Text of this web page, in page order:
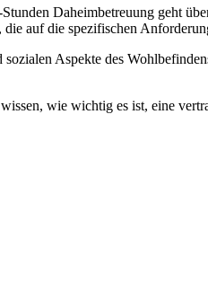
Daheimbetreuung geht
auf die spezifischen
Aspekte des
wie wichtig es ist, eine